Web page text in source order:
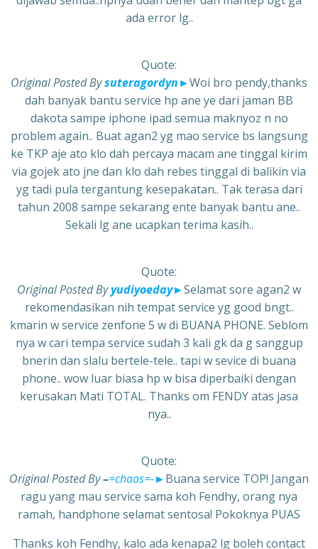
ada error lg..
Quote:
Original Posted Bysuteragordyn►Woi bro pendy,thanks
dah banyak bantu service hp ane ye dari jaman BB
dakota sampe iphone ipad semua maknyoz n no
problem again.. Buat agan2 yg mao service bs langsung
ke TKP aje ato klo dah percaya macam ane tinggal kirim
via gojek ato jne dan klo dah rebes tinggal di balikin via
yg tadi pula tergantung kesepakatan.. Tak terasa dari
tahun 2008 sampe sekarang ente banyak bantu ane..
Sekali lg ane ucapkan terima kasih..
Quote:
Original Posted Byyudiyoeday►Selamat sore agan2 w
rekomendasikan nih tempat service yg good bngt..
kmarin w service zenfone 5 w di BUANA PHONE. Seblom
nya w cari tempa service sudah 3 kali gk da g sanggup
bnerin dan slalu bertele-tele.. tapi w sevice di buana
phone.. wow luar biasa hp w bisa diperbaiki dengan
kerusakan Mati TOTAL. Thanks om FENDY atas jasa
nya..
Quote:
Original Posted By–=chaos=-►Buana service TOP! Jangan
ragu yang mau service sama koh Fendhy, orang nya
ramah, handphone selamat sentosa! Pokoknya PUAS
Thanks koh Fendhy, kalo ada kenapa2 lg boleh contact